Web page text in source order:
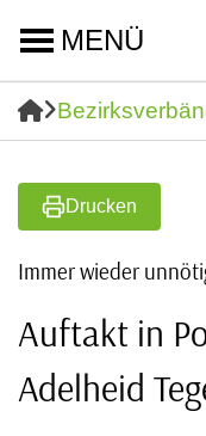
MENÜ
Drucken
Immer wieder
Auftakt in
Adelheid